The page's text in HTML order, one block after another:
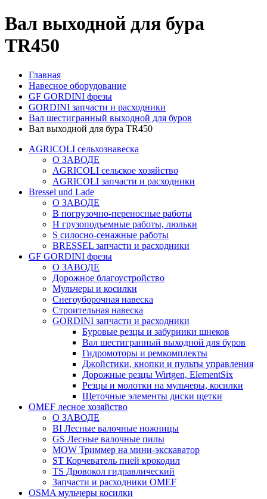
Вал выходной для бура
TR450
Главная
Навесное оборудование
GF GORDINI фрезы
GORDINI запчасти и расходники
Вал шестигранный выходной для буров
Вал выходной для бура TR450
AGRICOLI сельхознавеска
О ЗАВОДЕ
AGRICOLI сельское хозяйство
AGRICOLI запчасти и расходники
Bressel und Lade
О ЗАВОДЕ
B погрузочно-переносные работы
H грузоподъемные работы, люльки
S силосно-сенажные работы
BRESSEL запчасти и расходники
GF GORDINI фрезы
О ЗАВОДЕ
Дорожное благоустройство
Мульчеры и косилки
Снегоуборочная навеска
Строительная навеска
GORDINI запчасти и расходники
Буровые резцы и забурники шнеков
Вал шестигранный выходной для буров
Гидромоторы и ремкомплекты
Джойстики, кнопки и пульты управления
Дорожные резцы Wirtgen, ElementSix
Резцы и молотки на мульчеры, косилки
Щеточные элементы диски щетки
OMEF лесное хозяйство
О ЗАВОДЕ
BI Лесные валочные ножницы
GS Лесные валочные пилы
MOW Триммер на мини-экскаватор
ST Корчеватель пней крокодил
TS Дровокол гидравлический
Запчасти и расходники OMEF
OSMA мульчеры косилки